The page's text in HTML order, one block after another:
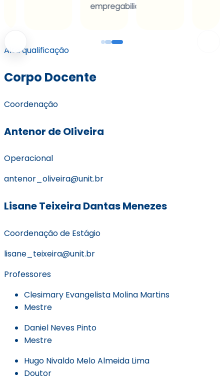
empregabilidade.
Alta qualificação
Corpo Docente
Coordenação
Antenor de Oliveira
Operacional
antenor_oliveira@unit.br
Lisane Teixeira Dantas Menezes
Coordenação de Estágio
lisane_teixeira@unit.br
Professores
Clesimary Evangelista Molina Martins
Mestre
Daniel Neves Pinto
Mestre
Hugo Nivaldo Melo Almeida Lima
Doutor